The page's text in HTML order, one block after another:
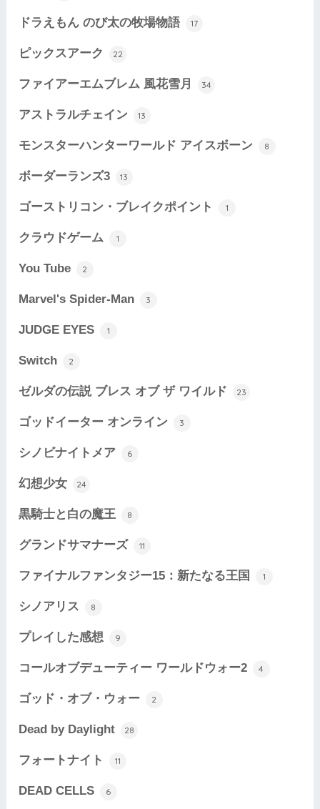
ドラえもん のび太の牧場物語 17
ピックスアーク 22
ファイアーエムブレム 風花雪月 34
アストラルチェイン 13
モンスターハンターワールド アイスボーン 8
ボーダーランズ3 13
ゴーストリコン・ブレイクポイント 1
クラウドゲーム 1
You Tube 2
Marvel's Spider-Man 3
JUDGE EYES 1
Switch 2
ゼルダの伝説 ブレス オブ ザ ワイルド 23
ゴッドイーター オンライン 3
シノビナイトメア 6
幻想少女 24
黒騎士と白の魔王 8
グランドサマナーズ 11
ファイナルファンタジー15：新たなる王国 1
シノアリス 8
プレイした感想 9
コールオブデューティー ワールドウォー2 4
ゴッド・オブ・ウォー 2
Dead by Daylight 28
フォートナイト 11
DEAD CELLS 6